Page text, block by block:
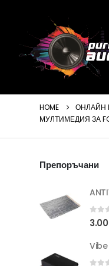
HOME ОНЛАЙН
МУЛТИМЕДИЯ ЗА
Препоръчани
0out
3.00
Vibe